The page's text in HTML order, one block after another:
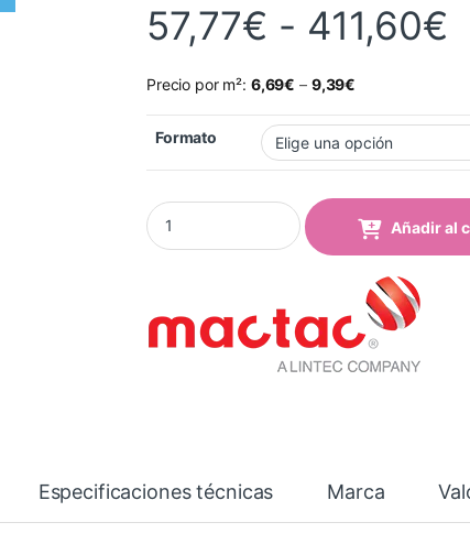
57,77€ - 411,60€
Precio por m²: 6,69€ – 9,39€
Formato
Vinilo Mactac 9839-42 Pastel Blue Brillo
Añadir al
Especificaciones técnicas Marca